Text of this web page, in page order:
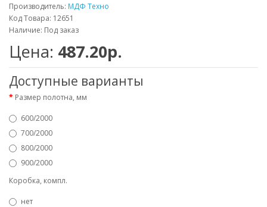
Производитель: МДФ Техно
Код Товара: 12651
Наличие: Под заказ
Цена: 487.20р.
Доступные варианты
Размер полотна, мм
600/2000
700/2000
800/2000
900/2000
Коробка, компл.
нет